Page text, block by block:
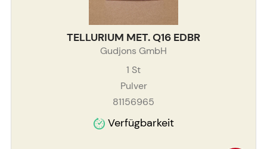
TELLURIUM MET. Q16 EDBR
Gudjons GmbH
1 St
Pulver
81156965
Verfügbarkeit